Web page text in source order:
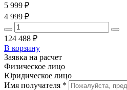
5 999 ₽
4 999 ₽
124 488 ₽
В корзину
Заявка на расчет
Физическое лицо
Юридическое лицо
Имя получателя *